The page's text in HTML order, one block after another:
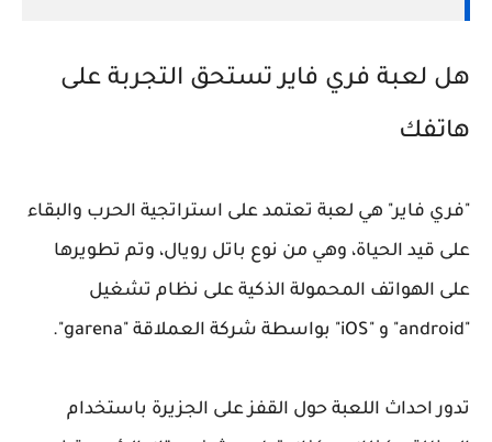
هل لعبة فري فاير تستحق التجربة على
هاتفك
"فري فاير" هي لعبة تعتمد على استراتجية الحرب والبقاء
على قيد الحياة، وهي من نوع باتل رويال، وتم تطويرها
على الهواتف المحمولة الذكية على نظام تشغيل
"android" و "iOS" بواسطة شركة العملاقة "garena".
تدور احداث اللعبة حول القفز على الجزيرة باستخدام